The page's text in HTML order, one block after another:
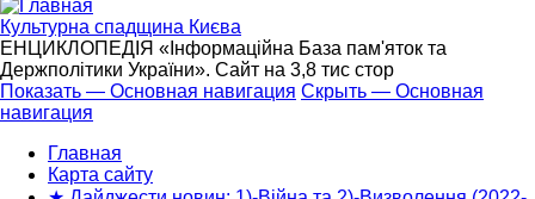
пользователя
Культурна спадщина Києва
ЕНЦИКЛОПЕДІЯ «Інформаційна База пам'яток та
Держполітики України». Сайт на 3,8 тис стор
Основная
навигация
Показать — Основная навигация Скрыть — Основная
навигация
Главная
Карта сайту